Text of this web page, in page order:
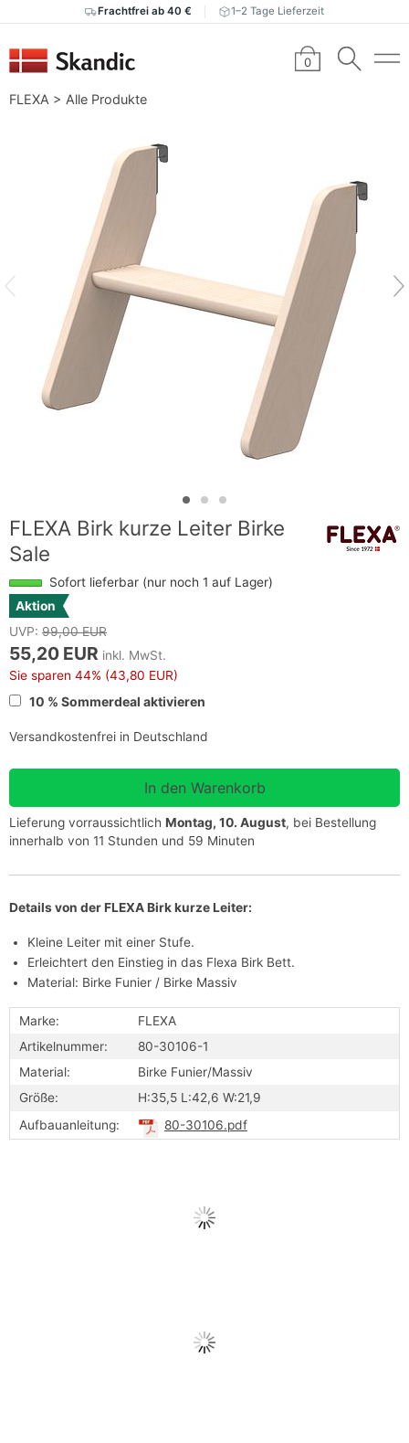
Frachtfrei ab 40 € 1–2 Tage Lieferzeit
0
FLEXA > Alle Produkte
FLEXA Birk kurze Leiter Birke
Sale
Sofort lieferbar (nur noch 1 auf Lager)
Aktion
UVP: 99,00 EUR
55,20 EUR inkl. MwSt.
Sie sparen 44% (43,80 EUR)
10 % Sommerdeal aktivieren
Versandkostenfrei in Deutschland
Lieferung vorraussichtlich Montag, 10. August, bei Bestellung
innerhalb von 11 Stunden und 59 Minuten
Details von der FLEXA Birk kurze Leiter:
Kleine Leiter mit einer Stufe.
Erleichtert den Einstieg in das Flexa Birk Bett.
Material: Birke Funier / Birke Massiv
Marke:
FLEXA
Artikelnummer:
80-30106-1
Material:
Birke Funier/Massiv
Größe:
H:35,5 L:42,6 W:21,9
Aufbauanleitung:
80-30106.pdf